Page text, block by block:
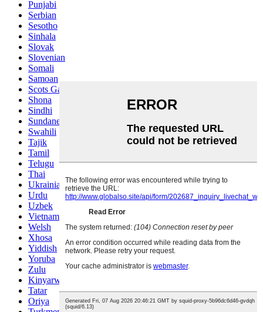
Punjabi
Serbian
Sesotho
Sinhala
Slovak
Slovenian
Somali
Samoan
Scots Gaelic
Shona
Sindhi
Sundanese
Swahili
Tajik
Tamil
Telugu
Thai
Ukrainian
Urdu
Uzbek
Vietnamese
Welsh
Xhosa
Yiddish
Yoruba
Zulu
Kinyarwanda
Tatar
Oriya